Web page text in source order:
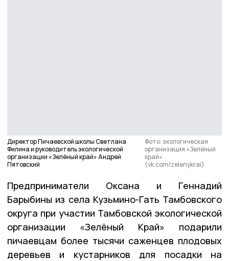
Директор Пичаевской школы Светлана
Филина и руководитель экологической
организации «Зелёный край» Андрей
Пятовский
Фото: экологическая
организация «Зелёный
край»
(vk.com/zelenykrai)
Предприниматели Оксана и Геннадий
Барыбины из села Кузьмино-Гать Тамбовского
округа при участии Тамбовской экологической
организации «Зелёный Край» подарили
пичаевцам более тысячи саженцев плодовых
деревьев и кустарников для посадки на